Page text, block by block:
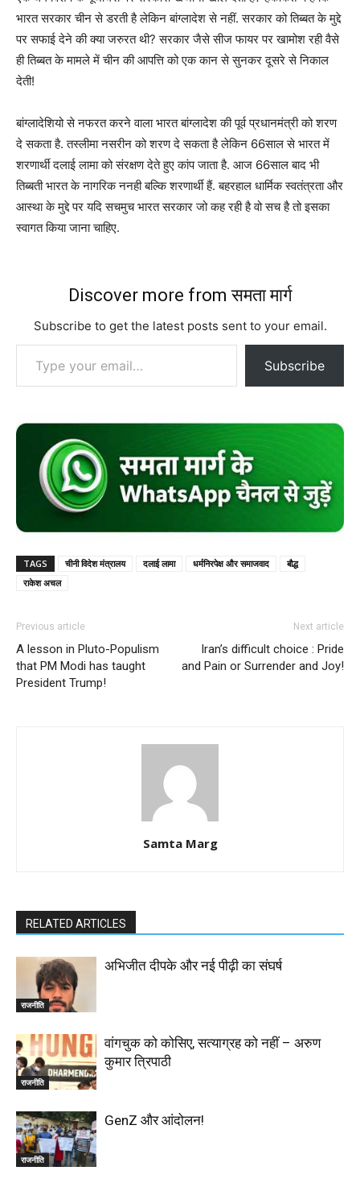
भारत सरकार चीन से डरती है लेकिन बांग्लादेश से नहीं. सरकार को तिब्बत के मुद्दे
पर सफाई देने की क्या जरुरत थी? सरकार जैसे सीज फायर पर खामोश रही वैसे
ही तिब्बत के मामले में चीन की आपत्ति को एक कान से सुनकर दूसरे से निकाल
देती!
बांग्लादेशियो से नफरत करने वाला भारत बांग्लादेश की पूर्व प्रधानमंत्री को शरण
दे सकता है. तस्लीमा नसरीन को शरण दे सकता है लेकिन 66साल से भारत में
शरणार्थी दलाई लामा को संरक्षण देते हुए कांप जाता है. आज 66साल बाद भी
तिब्बती भारत के नागरिक ननही बल्कि शरणार्थी हैं. बहरहाल धार्मिक स्वतंत्रता और
आस्था के मुद्दे पर यदि सचमुच भारत सरकार जो कह रही है वो सच है तो इसका
स्वागत किया जाना चाहिए.
Discover more from समता मार्ग
Subscribe to get the latest posts sent to your email.
Type your email…
Subscribe
TAGS चीनी विदेश मंत्रालय दलाई लामा धर्मनिरपेक्ष और समाजवाद
बौद्ध
राकेश अचल
Previous article
A lesson in Pluto-Populism
that PM Modi has taught
President Trump!
Next article
Iran’s difficult choice : Pride
and Pain or Surrender and Joy!
Samta Marg
RELATED ARTICLES
राजनीति
अभिजीत दीपके और नई पीढ़ी का संघर्ष
राजनीति
वांगचुक को कोसिए, सत्याग्रह को नहीं – अरुण
कुमार त्रिपाठी
राजनीति
GenZ और आंदोलन!